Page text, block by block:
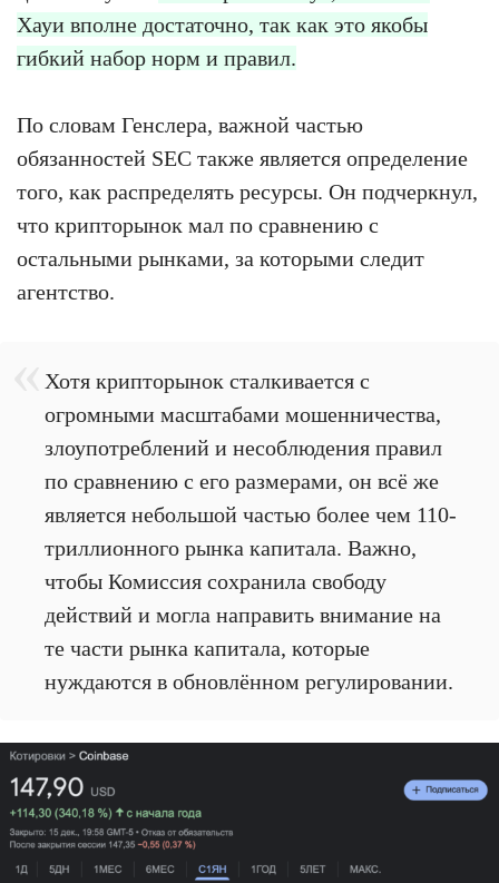
Хауи вполне достаточно, так как это якобы
гибкий набор норм и правил.
По словам Генслера, важной частью
обязанностей SEC также является определение
того, как распределять ресурсы. Он подчеркнул,
что крипторынок мал по сравнению с
остальными рынками, за которыми следит
агентство.
Хотя крипторынок сталкивается с
огромными масштабами мошенничества,
злоупотреблений и несоблюдения правил
по сравнению с его размерами, он всё же
является небольшой частью более чем 110-
триллионного рынка капитала. Важно,
чтобы Комиссия сохранила свободу
действий и могла направить внимание на
те части рынка капитала, которые
нуждаются в обновлённом регулировании.